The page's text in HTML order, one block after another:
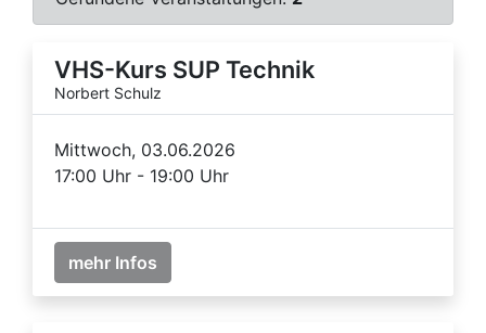
VHS-Kurs SUP Technik
Norbert Schulz
Mittwoch, 03.06.2026
17:00 Uhr - 19:00 Uhr
mehr Infos